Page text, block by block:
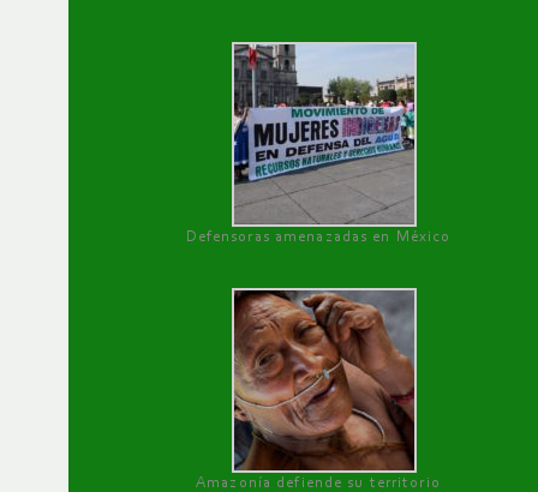
Defensoras amenazadas en México
Amazonía defiende su territorio